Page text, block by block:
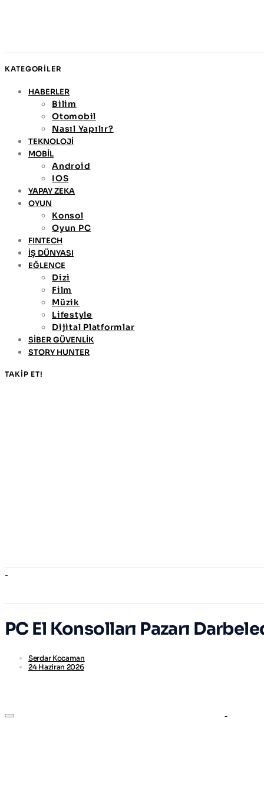
KATEGORİLER
HABERLER
Bilim
Otomobil
Nasıl Yapılır?
TEKNOLOJİ
MOBİL
Android
IOS
YAPAY ZEKA
OYUN
Konsol
Oyun PC
FINTECH
İŞ DÜNYASI
EĞLENCE
Dizi
Film
Müzik
Lifestyle
Dijital Platformlar
SİBER GÜVENLİK
STORY HUNTER
TAKİP ET!
PC El Konsolları Pazarı
Serdar Kocaman
24 Haziran 2026